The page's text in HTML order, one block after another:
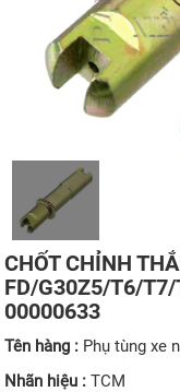
CHỐT CHỈNH
FD/G30Z5/T6/
00000633
Tên hàng : Phụ tùng xe
Nhãn hiệu :TCM